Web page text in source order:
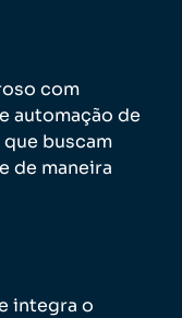
com
automação de
que buscam
de maneira
integra o